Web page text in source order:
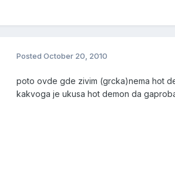
Posted October 20, 2010
poto ovde gde zivim (grcka)nema hot
kakvoga je ukusa hot demon da